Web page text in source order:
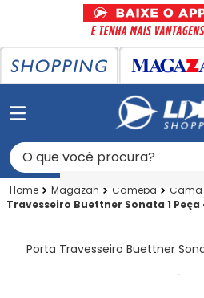
O que você procura?
Magazan Cameba Cama
Travesseiro Buettner Sonata 1 Peça
Porta Travesseiro Buettner